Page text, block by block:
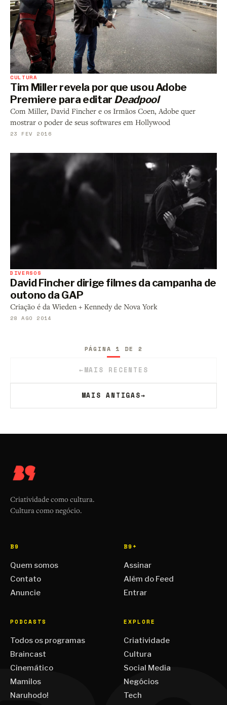
CULTURA
Tim Miller revela por que usou Adobe
Premiere para editar Deadpool
Com Miller, David Fincher e os Irmãos Coen, Adobe quer
mostrar o poder de seus softwares em Hollywood
23 FEV 2016
DIVERSOS
David Fincher dirige filmes da campanha de
outono da GAP
Criação é da Wieden + Kennedy de Nova York
28 AGO 2014
←MAIS RECENTES
PÁGINA 1 DE 2
MAIS ANTIGAS→
Criatividade como cultura.
Cultura como negócio.
B9
Quem somos
Contato
Anuncie
B9+
Assinar
Além do Feed
Entrar
PODCASTS
Todos os programas
Braincast
Cinemático
Mamilos
Naruhodo!
EXPLORE
Criatividade
Cultura
Social Media
Negócios
Tech